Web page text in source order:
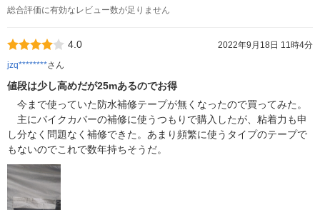
総合評価に有効なレビュー数が足りません
4.0
2022年9月18日 11時4分
jzq********さん
値段は少し高めだが25mあるのでお得
今まで使っていた防水補修テープが無くなったので買ってみた。
主にバイクカバーの補修に使うつもりで購入したが、粘着力も申
し分なく問題なく補修できた。あまり頻繁に使うタイプのテープで
もないのでこれで数年持ちそうだ。